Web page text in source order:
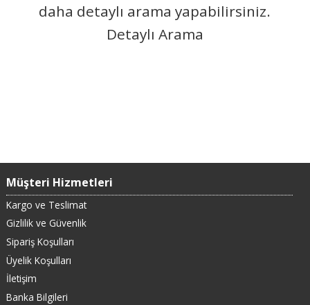
daha detaylı arama yapabilirsiniz.
Detaylı Arama
Müşteri Hizmetleri
Kargo ve Teslimat
Gizlilik ve Güvenlik
Sipariş Koşulları
Üyelik Koşulları
İletişim
Banka Bilgileri